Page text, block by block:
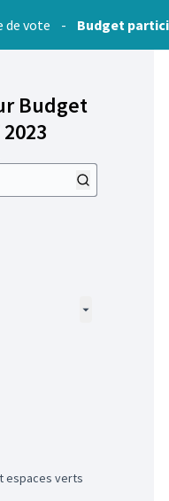
de vote - Budget
Budget
espaces verts